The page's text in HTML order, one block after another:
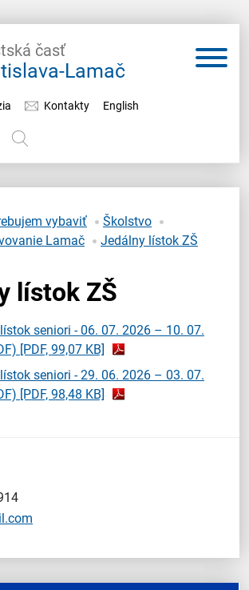
časť
Lamač
Kontakty English
vybaviť
Školstvo
Lamač
Jedálny lístok ZŠ
lístok ZŠ
seniori - 06. 07. 2026 – 10. 07.
[PDF, 99,07 KB]
seniori - 29. 06. 2026 – 03. 07.
[PDF, 98,48 KB]